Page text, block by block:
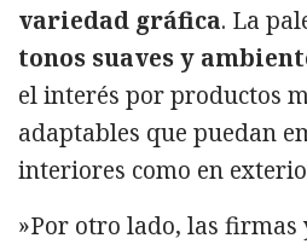
variedad gráfica. La
tonos suaves y
el interés por productos
adaptables que puedan
interiores como en
»Por otro lado, las firmas